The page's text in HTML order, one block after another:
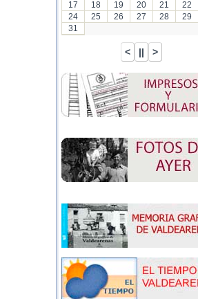
17
18 19 20 21 22
24
25 26 27 28 29
31